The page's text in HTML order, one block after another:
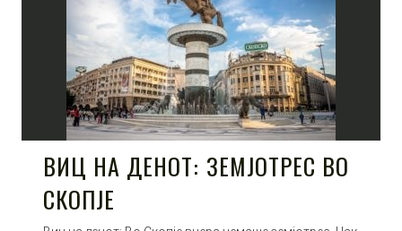
ВИЦ НА ДЕНОТ: ЗЕМЈОТРЕС ВО
СКОПЈЕ